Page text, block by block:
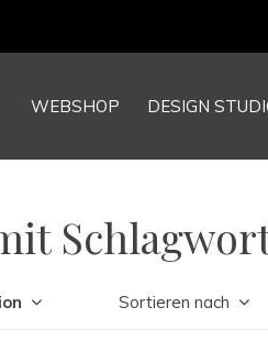
WEBSHOP DESIGN
Sortieren nach